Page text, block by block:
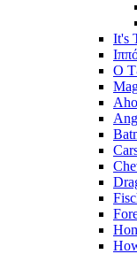
It's
Ο